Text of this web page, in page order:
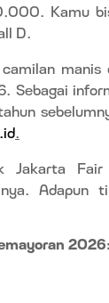
Kamu
D.
Sebagai
.
Jakarta
2026: